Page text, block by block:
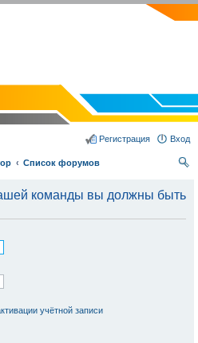
Вход
Регистрация
Список форумов
ск
команды вы должны быть
учётной записи